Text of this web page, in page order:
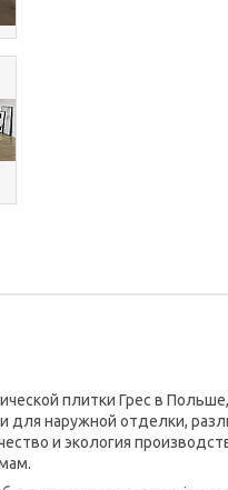
плитки Грес в
наружной отделки,
и экология